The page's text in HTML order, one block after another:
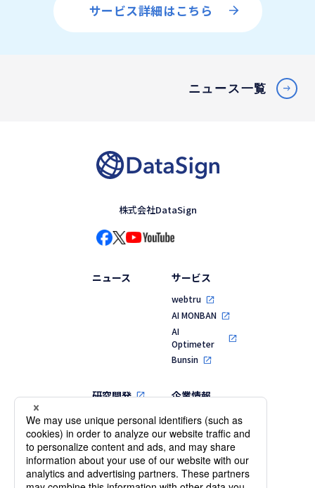
サービス詳細はこちら
ニュース一覧
株式会社DataSign
ニュース サービス
webtru
AI MONBAN
AI
Optimeter
Bunsin
研究開発 企業情報
代表メッセージ
MVV・行動指針
会社概要・役員
一覧
沿革